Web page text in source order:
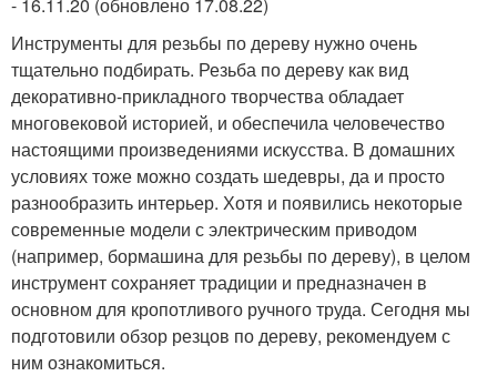
Инструменты для резьбы по дереву нужно очень
тщательно подбирать. Резьба по дереву как вид
декоративно-прикладного творчества обладает
многовековой историей, и обеспечила человечество
настоящими произведениями искусства. В домашних
условиях тоже можно создать шедевры, да и просто
разнообразить интерьер. Хотя и появились некоторые
современные модели с электрическим приводом
(например, бормашина для резьбы по дереву), в целом
инструмент сохраняет традиции и предназначен в
основном для кропотливого ручного труда. Сегодня мы
подготовили обзор резцов по дереву, рекомендуем с
ним ознакомиться.